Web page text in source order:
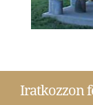
Iratkozzon